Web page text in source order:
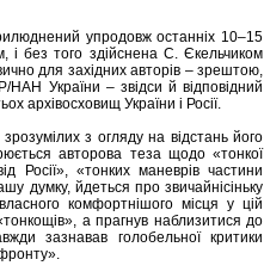
упродовж останніх 10–15
і без того здійснена С. Єкельчиком
для західних авторів – зрештою,
України – звідси й відповідний
архівосховищ України і Росії.
з огляду на відстань його
авторова теза щодо «тонкої
Росії», «тонких маневрів частини
думку, йдеться про звичайнісіньку
комфортнішого місця у цій
а прагнув наблизитися до
зазнавав голобельної критики
фронту».